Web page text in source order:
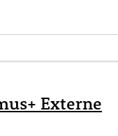
Externe